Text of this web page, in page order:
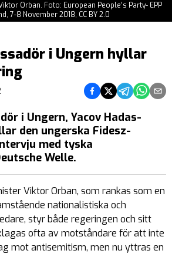
Orban. Foto: European People’s Party- EPP
7-8 November 2018, CC BY 2.0
i Ungern hyllar
Dela på Facebook
Dela på Twitter
Dela påDela på
Dela
i Ungern, Yacov Hadas-
den ungerska Fidesz-
med tyska
Welle.
Viktor Orban, som rankas som en
nationalistiska och
styr både regeringen och sitt
ofta av motståndare för att inte
mot antisemitism, men nu yttras en